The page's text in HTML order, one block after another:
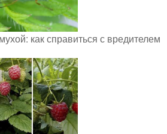
как справиться с вредителем